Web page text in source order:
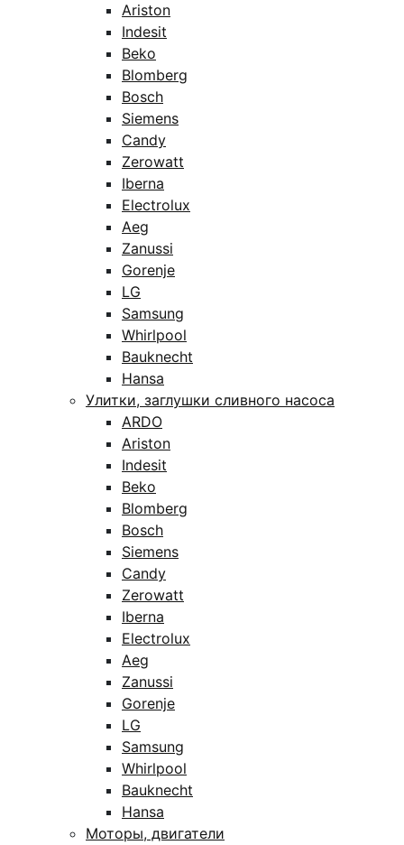
Ariston
Indesit
Beko
Blomberg
Bosch
Siemens
Candy
Zerowatt
Iberna
Electrolux
Aeg
Zanussi
Gorenje
LG
Samsung
Whirlpool
Bauknecht
Hansa
Улитки, заглушки сливного насоса
ARDO
Ariston
Indesit
Beko
Blomberg
Bosch
Siemens
Candy
Zerowatt
Iberna
Electrolux
Aeg
Zanussi
Gorenje
LG
Samsung
Whirlpool
Bauknecht
Hansa
Моторы, двигатели